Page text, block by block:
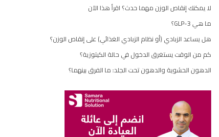
لا يمكنك إنقاص الوزن مهما حدث؟ اقرأ هذا الآن
ما هي GLP-3؟
هل يساعد الزبادي (أو نظام الزبادي الغذائي) على إنقاص الوزن؟
كم من الوقت يستغرق الدخول في حالة الكيتوزية؟
الدهون الحشوية والدهون تحت الجلد: ما الفرق بينهما؟